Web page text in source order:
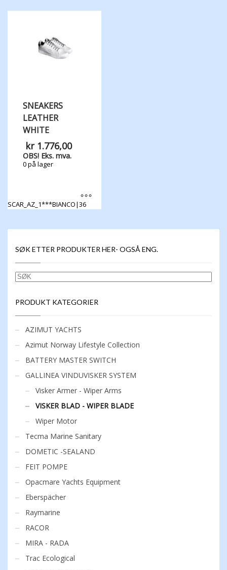
Alternativene
SNEAKERS
LEATHER
WHITE
kr1.776,00
OBS! Eks. mva.
0 på lager
SCAR_AZ_1***BIANCO|36
har
varianter.
Alternativene
kan
velges
produktsiden
SØK ETTER PRODUKTER HER- OGSÅ ENG.
SØK
PRODUKT KATEGORIER
AZIMUT YACHTS
Azimut Norway Lifestyle Collection
BATTERY MASTER SWITCH
GALLINEA VINDUVISKER SYSTEM
Visker Armer - Wiper Arms
VISKER BLAD - WIPER BLADE
Wiper Motor
Tecma Marine Sanitary
DOMETIC -SEALAND
FEIT POMPE
Opacmare Yachts Equipment
Eberspächer
Raymarine
RACOR
MIRA - RADA
Trac Ecological